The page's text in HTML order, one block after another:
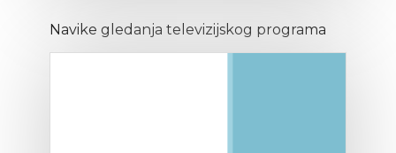
Navike gledanja televizijskog programa